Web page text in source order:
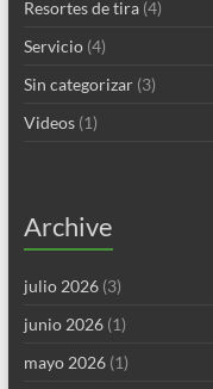
Resortes de tira(4)
Servicio(4)
Sin categorizar(3)
Videos(1)
Archive
julio 2026(3)
junio 2026(1)
mayo 2026(1)